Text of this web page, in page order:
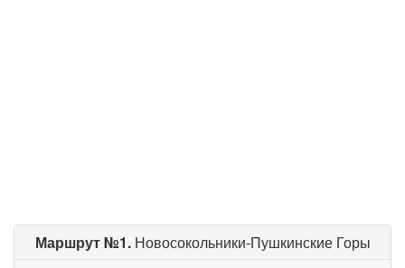
Маршрут №1. Новосокольники-Пушкинские Горы